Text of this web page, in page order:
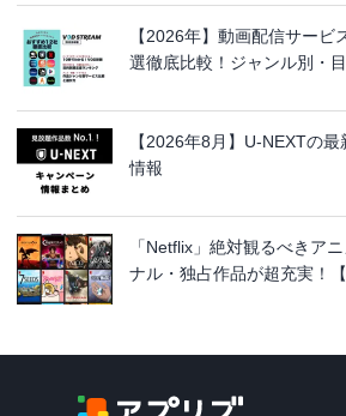
【2026年】動画配信サービ
選徹底比較！ジャンル別・
【2026年8月】U-NEXTの最
情報
「Netflix」絶対観るべきア
ナル・独占作品が超充実！【